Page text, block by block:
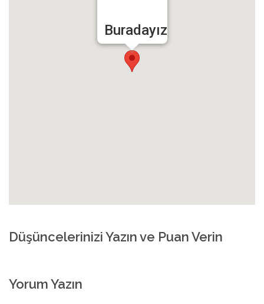
Buradayız
Düşüncelerinizi Yazın ve Puan Verin
Yorum Yazın